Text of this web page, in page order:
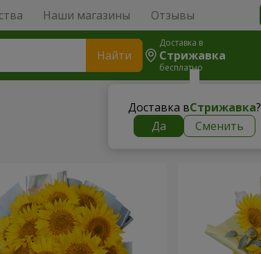
Наши магазины Отзывы
Найти
Доставка в
Стрижавка
бесплатно
Доставка вСтрижавка?
Да
Сменить